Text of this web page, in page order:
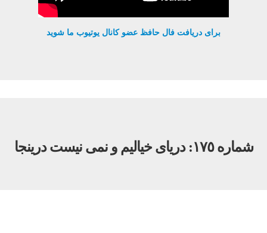
برای دریافت فال حافظ عضو کانال یوتیوب ما شوید
شماره ١٧٥: درياى خياليم و نمى نيست درينجا